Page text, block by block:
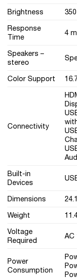
Brightness
Response
Time
4
Speakers –
stereo
Color Support
Connectivity
Built-in
Devices
Dimensions
Weight
Voltage
Required
AC
Power
Consumption